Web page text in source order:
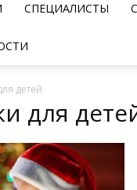
СПЕЦИАЛИСТЫ
детей
для